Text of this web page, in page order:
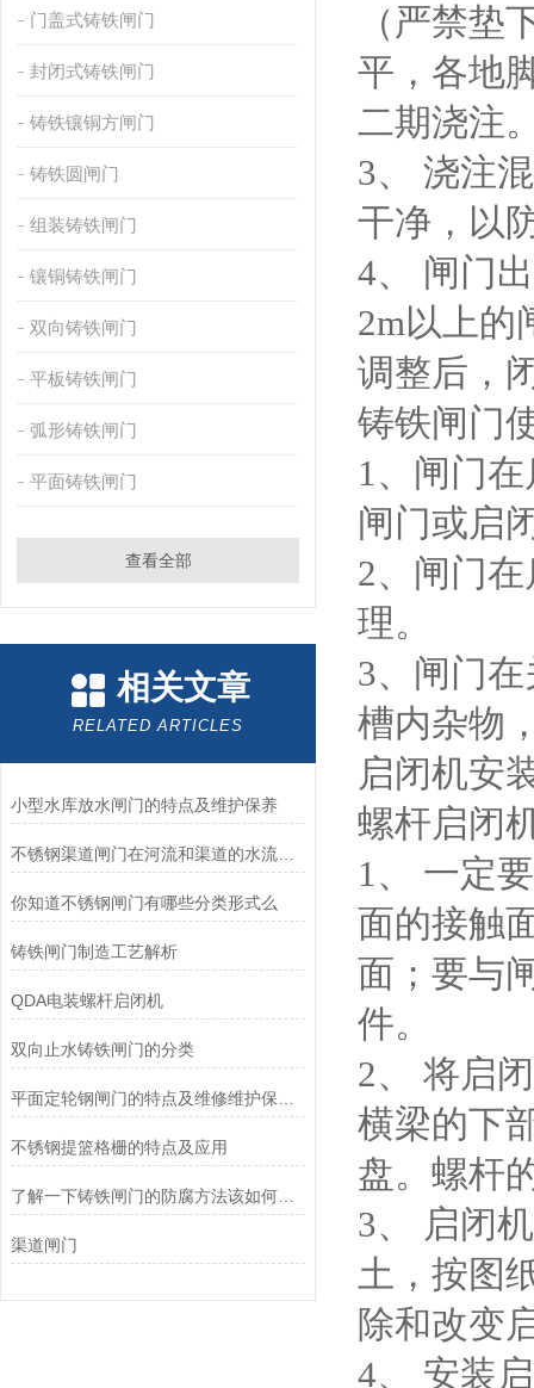
门盖式铸铁闸门
封闭式铸铁闸门
铸铁镶铜方闸门
铸铁圆闸门
组装铸铁闸门
镶铜铸铁闸门
双向铸铁闸门
平板铸铁闸门
弧形铸铁闸门
平面铸铁闸门
查看全部
相关文章
RELATED ARTICLES
小型水库放水闸门的特点及维护保养
不锈钢渠道闸门在河流和渠道的水流控制中的应用
你知道不锈钢闸门有哪些分类形式么
铸铁闸门制造工艺解析
QDA电装螺杆启闭机
双向止水铸铁闸门的分类
不锈钢提篮格栅的特点及应用
了解一下铸铁闸门的防腐方法该如何做吧
渠道闸门
（严禁
平，各地
二期浇注
3、 浇注
干净，以
4、 闸门
2m以上的
调整后，
铸铁闸门
1、闸门
闸门或启
2、闸门
理。
3、闸门
槽内杂物
启闭机安
螺杆启闭
1、 一定
面的接触
面；要与
件。
2、 将启
横梁的下
盘。螺杆
3、 启闭
土，按图
除和改变
4、 安装